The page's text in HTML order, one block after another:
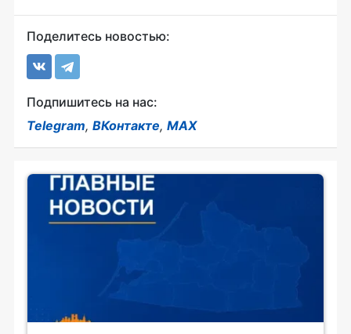
Поделитесь новостью:
Подпишитесь на нас:
Telegram, ВКонтакте, MAX